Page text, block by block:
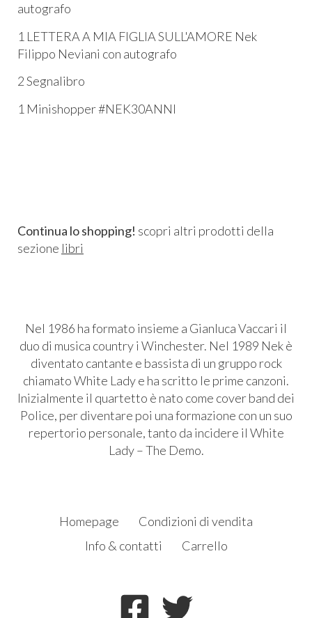
autografo
1 LETTERA A MIA FIGLIA SULL'AMORE Nek
Filippo Neviani con autografo
2 Segnalibro
1 Minishopper #NEK30ANNI
Continua lo shopping! scopri altri prodotti della
sezione libri
Nel 1986 ha formato insieme a Gianluca Vaccari il
duo di musica country i Winchester. Nel 1989 Nek è
diventato cantante e bassista di un gruppo rock
chiamato White Lady e ha scritto le prime canzoni.
Inizialmente il quartetto è nato come cover band dei
Police, per diventare poi una formazione con un suo
repertorio personale, tanto da incidere il White
Lady – The Demo.
Homepage
Condizioni di vendita
Info & contatti
Carrello